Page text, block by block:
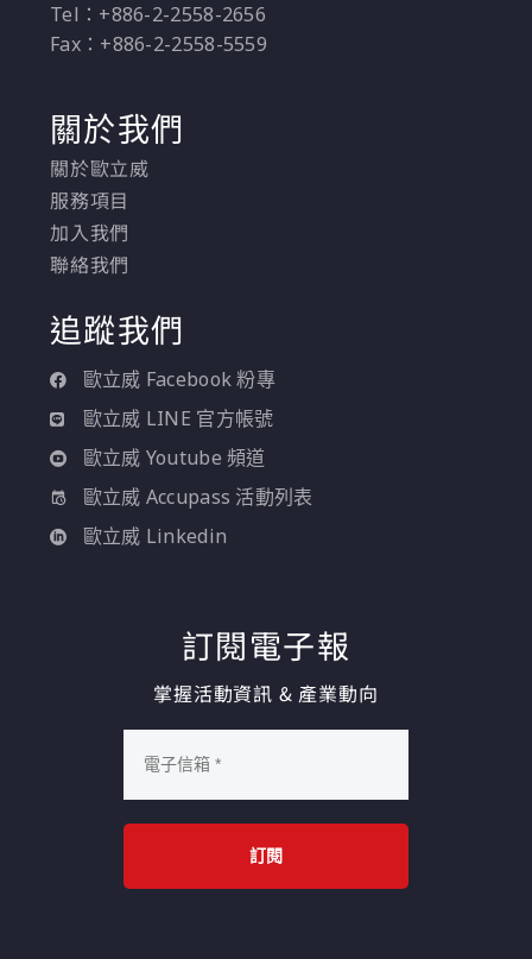
Tel：+886-2-2558-2656
Fax：+886-2-2558-5559
關於我們
關於歐立威
服務項目
加入我們
聯絡我們
追蹤我們
歐立威 Facebook 粉專
歐立威 LINE 官方帳號
歐立威 Youtube 頻道
歐立威 Accupass 活動列表
歐立威 Linkedin
訂閱電子報
掌握活動資訊 & 產業動向
訂閱